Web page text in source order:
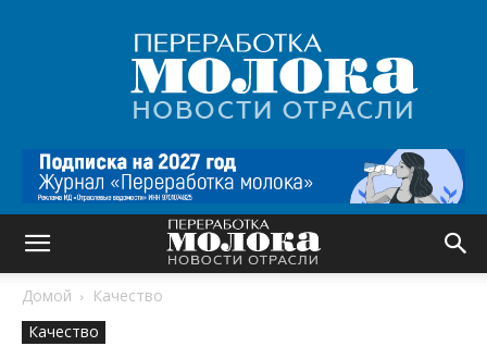
Переработка
молока
|
Новости
Домой
Качество
Качество